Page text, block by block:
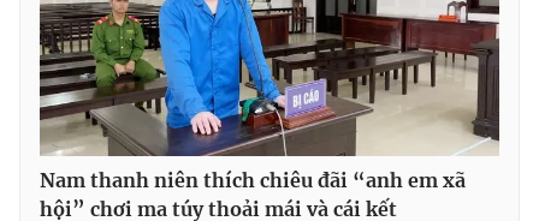
Nam thanh niên thích chiêu đãi “anh em xã
hội” chơi ma túy thoải mái và cái kết